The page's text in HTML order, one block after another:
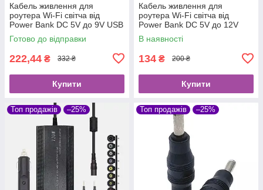
Кабель живлення для
роутера Wi-Fi світча від
Power Bank DC 5V до 9V USB
DC 5.5×2.5mm
Готово до відправки
222,44 ₴ 332 ₴
Купити
Кабель живлення для
роутера Wi-Fi світча від
Power Bank DC 5V до 12V
USB DC 5.5×2.5mm
В наявності
134 ₴ 200 ₴
Купити
Топ продажів –25% Топ продажів –25%